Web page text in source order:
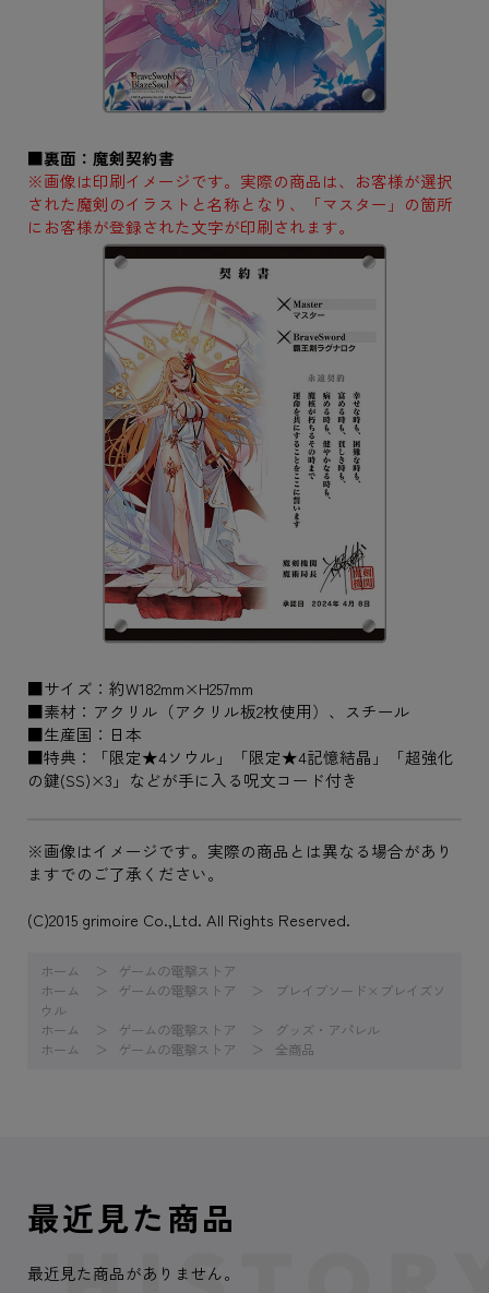
■裏面：魔剣契約書
※画像は印刷イメージです。実際の商品は、お客様が選択
された魔剣のイラストと名称となり、「マスター」の箇所
にお客様が登録された文字が印刷されます。
■サイズ：約W182mm×H257mm
■素材：アクリル（アクリル板2枚使用）、スチール
■生産国：日本
■特典：「限定★4ソウル」「限定★4記憶結晶」「超強化
の鍵(SS)×3」などが手に入る呪文コード付き
※画像はイメージです。実際の商品とは異なる場合があり
ますでのご了承ください。
(C)2015 grimoire Co.,Ltd. All Rights Reserved.
ホーム
ゲームの電撃ストア
ホーム
ゲームの電撃ストア
ブレイブソード×ブレイズソ
ウル
ホーム
ゲームの電撃ストア
グッズ・アパレル
ホーム
ゲームの電撃ストア 全商品
最近見た商品
最近見た商品がありません。